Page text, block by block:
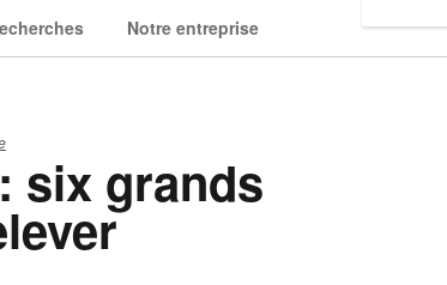
Notre entreprise
six grands